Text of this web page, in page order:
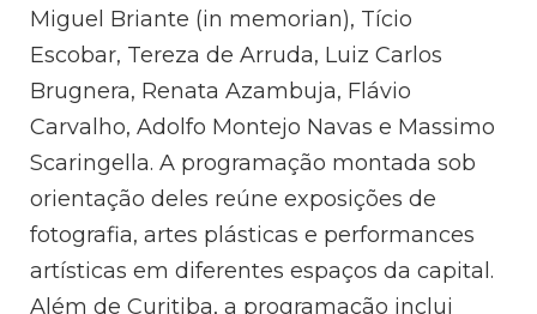
Miguel Briante (in memorian), Tício
Escobar, Tereza de Arruda, Luiz Carlos
Brugnera, Renata Azambuja, Flávio
Carvalho, Adolfo Montejo Navas e Massimo
Scaringella. A programação montada sob
orientação deles reúne exposições de
fotografia, artes plásticas e performances
artísticas em diferentes espaços da capital.
Além de Curitiba, a programação inclui